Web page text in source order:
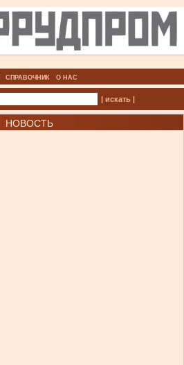
СПРАВОЧНИК О НАС
| искать |
НОВОСТЬ